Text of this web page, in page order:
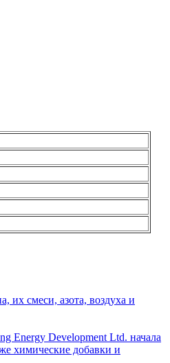
их смеси, азота, воздуха и
Energy Development Ltd. начала
химические добавки и